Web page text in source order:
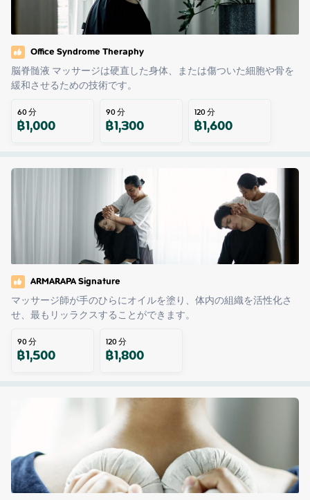
Office Syndrome Theraphy
脳脊髄液 マッサージは硬直した身体、または傷ついた細胞や骨を
緩和させるための技術です。
60分
฿1,000 90分
฿1,300 120分
฿1,600
ARMARAPA Signature
マッサージ師が手のひらにオイルを塗り、体内の組織を活性化さ
せ、最もリッラクスすることができます。
90分
฿1,500 120分
฿1,800